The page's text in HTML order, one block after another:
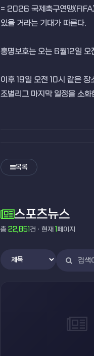
= 2026 국제축구연맹(FIFA)
있을 거라는 기대가 따른다.
홍명보호는 오는 6월12일 오
이후 19일 오전 10시 같은
조별리그 마지막 일정을 소화
목록
스포츠뉴스
총 22,851건 · 현재 1 페이지